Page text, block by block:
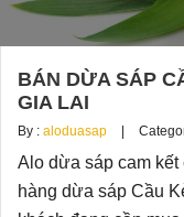
BÁN DỪA SÁP
GIA LAI
By : aloduasap
Alo dừa sáp cam
hàng dừa sáp Cầu